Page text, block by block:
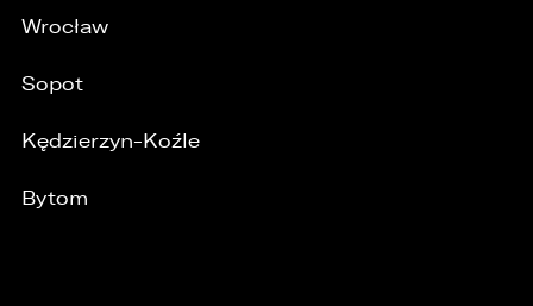
Wrocław
Sopot
Kędzierzyn-Koźle
Bytom